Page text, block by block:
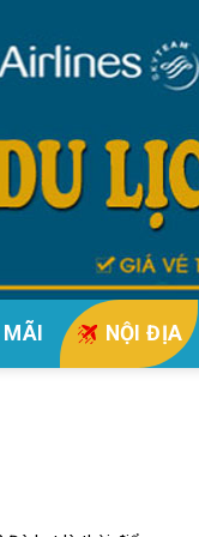
NỘI ĐỊA